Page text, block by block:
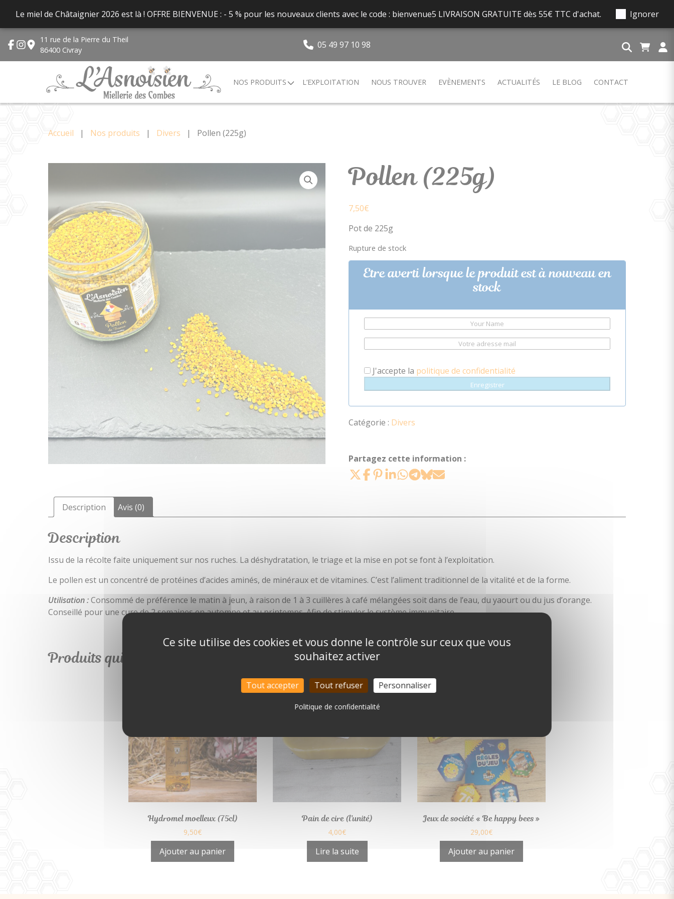
Le miel de Châtaignier 2026 est là ! OFFRE BIENVENUE : - 5 % pour les nouveaux clients avec le code : bienvenue5 LIVRAISON GRATUITE dès 55€ TTC d'achat. Ignorer
11 rue de la Pierre du Theil
86400 Civray
05 49 97 10 98
NOS PRODUITS L’EXPLOITATION NOUS TROUVER EVÈNEMENTS ACTUALITÉS LE BLOG CONTACT
Accueil | Nos produits | Divers | Pollen (225g)
Pollen (225g)
7,50€
Pot de 225g
Rupture de stock
Etre averti lorsque le produit est à nouveau en
stock
J'accepte la politique de confidentialité
Catégorie : Divers
Partagez cette information :
Description Avis (0)
Description
Issu de la récolte faite uniquement sur nos ruches. La déshydratation, le triage et la mise en pot se font à l’exploitation.
Le pollen est un concentré de protéines d’acides aminés, de minéraux et de vitamines. C’est l’aliment traditionnel de la vitalité et de la forme.
Utilisation :Consommé de préférence le matin à jeun, à raison de 1 à 3 cuillères à café mélangées soit dans de l’eau, du yaourt ou du jus d’orange.
Conseillé pour une cure de 2 semaines en automne et au printemps. Afin de stimuler le système immunitaire.
Produits qui pourraient vous plaire
Hydromel moelleux (75cl)
9,50€
Ajouter au panier
Pain de cire (l’unité)
4,00€
Lire la suite
Jeux de société « Be happy bees »
29,00€
Ajouter au panier
Ce site utilise des cookies et vous donne le contrôle sur ceux que vous
souhaitez activer
Tout accepter Tout refuser Personnaliser
Politique de confidentialité